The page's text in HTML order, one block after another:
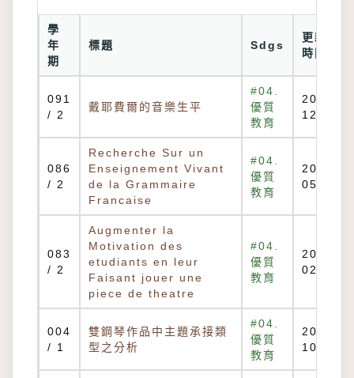
學
年
期
標題 Sdgs
更新
時間
091
/ 2
戴耶費爾的音樂生平
#04.
優質
教育
2013-
12-20
086
/ 2
Recherche Sur un
Enseignement Vivant
de la Grammaire
Francaise
#04.
優質
教育
2012-
05-31
083
/ 2
Augmenter la
Motivation des
etudiants en leur
Faisant jouer une
piece de theatre
#04.
優質
教育
2013-
02-27
004
/ 1
雙鋼琴作品中主題承接類
型之分析
#04.
優質
教育
2011-
10-18